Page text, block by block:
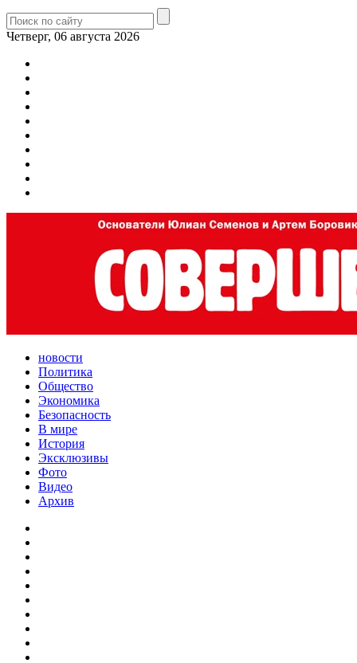
Четверг, 06 августа 2026
новости
Политика
Общество
Экономика
Безопасность
В мире
История
Эксклюзивы
Фото
Видео
Архив